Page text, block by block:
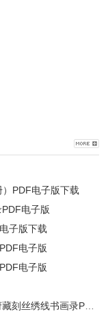
PDF电子版下载
电子版
子版下载
电子版
电子版